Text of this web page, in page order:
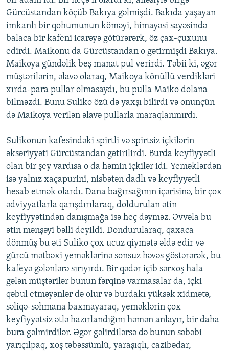
Gürcüstandan köçüb Bakıya gəlmişdi. Bakıda yaşayan
imkanlı bir qohumunun köməyi, himayəsi sayəsində
balaca bir kafeni icarəyə götürərərk, öz çax-çuxunu
edirdi. Maikonu da Gürcüstandan o gətirmişdi Bakıya.
Maikoya gündəlik beş manat pul verirdi. Təbii ki, əgər
müştərilərin, əlavə olaraq, Maikoya könüllü verdikləri
xırda-para pullar olmasaydı, bu pulla Maiko dolana
bilməzdi. Bunu Suliko özü də yaxşı bilirdi və onunçün
də Maikoya verilən əlavə pullarla maraqlanmırdı.
Sulikonun kafesindəki spirtli və spirtsiz içkilərin
əksəriyyəti Gürcüstandan gətirilirdi. Burda keyfiyyətli
olan bir şey vardısa o da həmin içkilər idi. Yeməklərdən
isə yalnız xaçapurini, nisbətən dadlı və keyfiyyətli
hesab etmək olardı. Dana bağırsağının içərisinə, bir çox
ədviyyatlarla qarışdırılaraq, doldurulan ətin
keyfiyyətindən danışmağa isə heç dəyməz. Əvvəla bu
ətin mənşəyi bəlli deyildi. Dondurularaq, qaxaca
dönmüş bu əti Suliko çox ucuz qiymətə əldə edir və
gürcü mətbəxi yeməklərinə sonsuz həvəs göstərərək, bu
kafeyə gələnlərə sırıyırdı. Bir qədər içib sərxoş hala
gələn müştərilər bunun fərqinə varmasalar da, içki
qəbul etməyənlər də olur və burdakı yüksək xidmətə,
səliqə-səhmana baxmayaraq, yeməklərin çox
keyfiyyətsiz ətlə hazırlandığını həmən anlayır, bir daha
bura gəlmirdilər. Əgər gəlirdilərsə də bunun səbəbi
yarıçılpaq, xoş təbəssümlü, yaraşıqlı, cazibədar,